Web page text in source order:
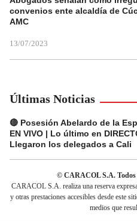
convenios ente alcaldía de
AMC
13/07/2023
Últimas Noticias
🔴 Posesión Abelardo de la
EN VIVO | Lo último en
Llegaron los delegados a Cali
© CARACOL S.A. Todos
CARACOL S.A. realiza una reserva
y otras prestaciones accesibles desde este
medios que